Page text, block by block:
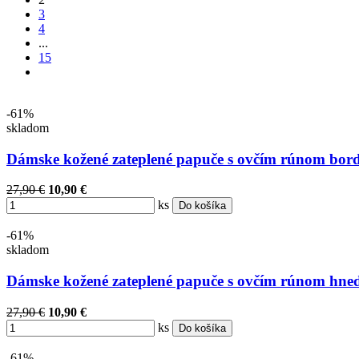
3
4
...
15
-61%
skladom
Dámske kožené zateplené papuče s ovčím rúnom
27,90 € 10,90 €
ks
Do košíka
-61%
skladom
Dámske kožené zateplené papuče s ovčím rúnom
27,90 € 10,90 €
ks
Do košíka